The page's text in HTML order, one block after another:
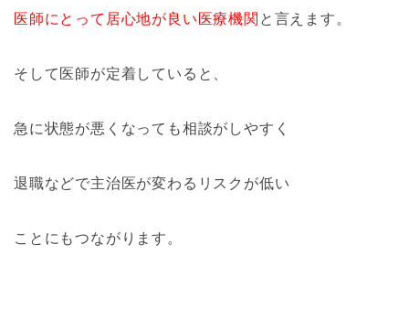
医師にとって居心地が良い医療機関 と言えます。
そして医師が定着していると、
急に状態が悪くなっても相談がしやすく
退職などで主治医が変わるリスクが低い
ことにもつながります。